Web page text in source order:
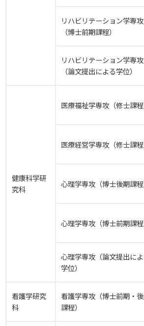
カリキュラム・ポリシー（
カリキュラム・ポリシー（2020
カリキュラム・ポリシー（2016
療・総合リハ・医療福祉・医療
カリキュラム・ポリシー（2016
カリキュラム・ポリシー（2015
カリキュラム・ポリシー（大学
ディプロマ・ポリシー（2024
ディプロマ・ポリシー（2020～
ディプロマ・ポリシー（2016
ディプロマ・ポリシー（2015
大学院ディプロマ・ポリシー
大学院ディプロマ・ポリシー（
大学院ディプロマ・ポリシー（
学園からのメッセージ
学長メッセージ
大学章と大学旗
UI（ユニバーシティ・アイデン
学園・姉妹校のご案内
臨床教授制度について
動物実験に関する情報について
財務・事業計画等について
教職課程について
自己点検・評価
理学療法士・作業療法士教員資
自己評価書
大学院実践臨床心理学専攻 自
大学院薬学研究科 自己点検・
文部科学省への設置認可・届出
高等教育の修学支援新制度
ガバナンス・コード
卒業生・進路先 調査結果
心理臨床センター
東広島キャンパス
基盤教育センター
広国ドリル
入学予定者へのお知らせ
情報端末の必携化について
広国IPEとは
広国IPEの授業について
広国IPE用語集
情報メディアラーニングセンタ
ICTサポート
図書館
図書館概要
利用案内（学外利用者）
電子ブック・電子ジャーナルなど
情報センター
学内ネットワークの概要
東広島キャンパス
呉キャンパス
ラーニング・コモンズ
トレーニングルーム
資格取得奨励金制度
キャリア支援係利用案内
公的研究費の責任体系について
安全保障貿易管理
連携・協定について
研究情報の公開について（オプ
子ども向け体験講座
子ども向け体験講座
子ども向け体験講座 過去の開講
ボランティア活動
科目等履修生制度
広島国際大学Town＆Gownoffice
健幸ステーション
広国市民大学
広国市民大学とは
広国市民大学（市民カレッジ）
広国市民大学（地域交流カレッ
広国市民大学 過去の開講コース
しあわせ健康センター
大学見学・体験をご希望の方（
地域連携に関するご意見募集
海外研修情報
学生短期海外研修
海外専門研修
外国人留学生
国際交流イベント
アジア介護・福祉教育研修センタ
Language
JP（日本語） EN（英語）
リハビリテーション学専攻
（博士前期課程）
リハビリテーション学専攻
（論文提出による学位）
健康科学研
究科
医療福祉学専攻（修士課程
医療経営学専攻（修士課程
心理学専攻（博士後期課程
心理学専攻（博士前期課程
心理学専攻（論文提出に
学位）
看護学研究
科
看護学専攻（博士前期・
課程）
数理・データサイエンス・AI教
学生互助会申請用紙
学生総合保障制度
生活上の注意
アルバイトの紹介
大学運行バス
大学バスに関するQ&A
広島県内博物館の無料観覧につ
障がい学生支援室
AEDの設置について
課外活動団体への支援
各種申請書類のダウンロード
東広島キャンパス
呉キャンパス
定期健康診断について
薬物乱用防止について
学生寮・国際会館1号館・学生研修
学生寮・学生研修棟・国際会館
学生寮・国際会館1号館部屋料等
学生研修棟部屋料等の納入
式典(入学宣誓式、学位記・修了
学位記・修了証学位記・修了証
基盤教育センター
図書館
情報センター
施設紹介